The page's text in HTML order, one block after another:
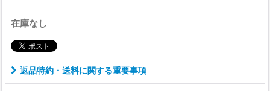
在庫なし
返品特約・送料に関する重要事項